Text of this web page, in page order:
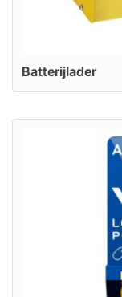
Batterijlader